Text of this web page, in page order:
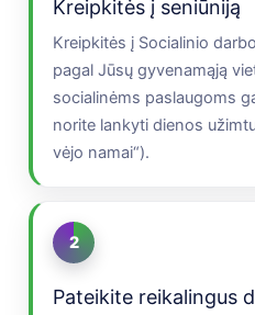
Kreipkitės į seniūniją
Kreipkitės į Socialinio
pagal Jūsų gyvenamąją
socialinėms paslaugoms
norite lankyti dienos
vėjo namai“).
2
Pateikite reikalingus